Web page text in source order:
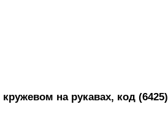
на рукавах, код (6425)